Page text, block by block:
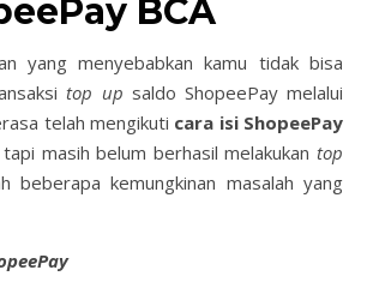
BCA
yang menyebabkan kamu tidak bisa
top up saldo ShopeePay melalui
telah mengikuti cara isi ShopeePay
masih belum berhasil melakukan top
beberapa kemungkinan masalah yang